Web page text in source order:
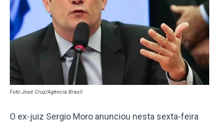
Foto:José Cruz/Agência Brasil
O ex-juiz Sergio Moro anunciou nesta sexta-feira